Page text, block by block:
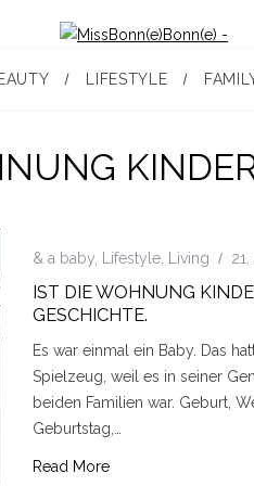
LIFESTYLE
& a baby Lifestyle Living
IST DIE WOHNUNG
GESCHICHTE.
Es war einmal ein Baby. Das
Spielzeug, weil es in seiner
beiden Familien war. Geburt,
Geburtstag,…
Read More